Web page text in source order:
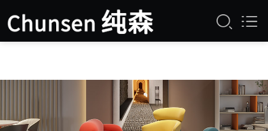
草莓视频污污污,草莓视频污污污污,草莓视
频苹果下载,草莓视频APP下载在线观看